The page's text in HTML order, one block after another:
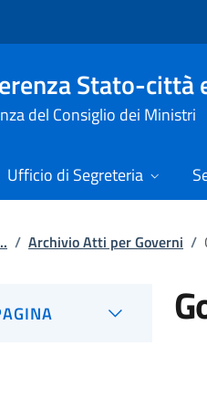
Stato-città
del Consiglio dei Ministri
Ufficio di Segreteria
/ Archivio Atti per Governi /